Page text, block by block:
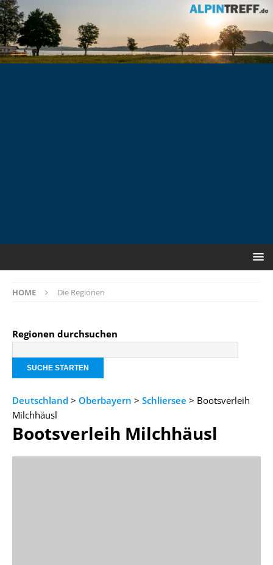
HOME Die Regionen
Regionen durchsuchen
Deutschland > Oberbayern > Schliersee > Bootsverleih
Milchhäusl
Bootsverleih Milchhäusl